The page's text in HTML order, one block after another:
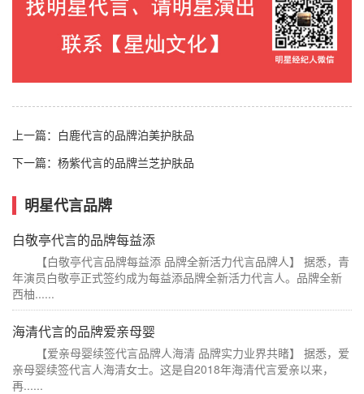
上一篇： 白鹿代言的品牌泊美护肤品
下一篇： 杨紫代言的品牌兰芝护肤品
明星代言品牌
白敬亭代言的品牌每益添
【白敬亭代言品牌每益添 品牌全新活力代言品牌人】 据悉，青
年演员白敬亭正式签约成为每益添品牌全新活力代言人。品牌全新
西柚......
海清代言的品牌爱亲母婴
【爱亲母婴续签代言品牌人海清 品牌实力业界共睹】 据悉，爱
亲母婴续签代言人海清女士。这是自2018年海清代言爱亲以来，
再......